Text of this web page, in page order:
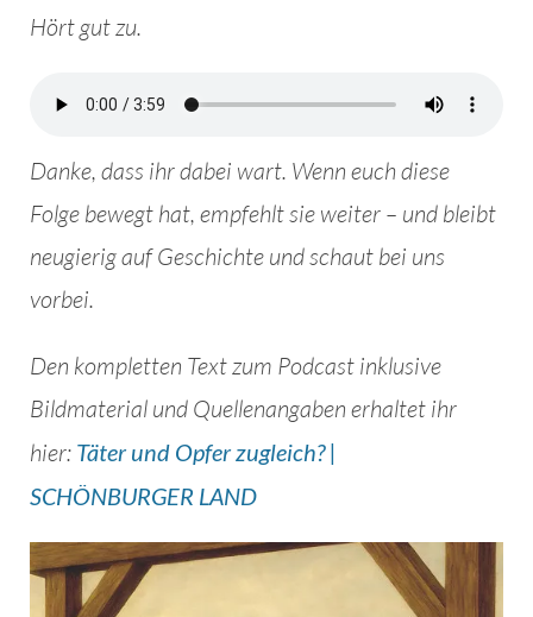
Hört gut zu.
Danke, dass ihr dabei wart. Wenn euch diese
Folge bewegt hat, empfehlt sie weiter – und bleibt
neugierig auf Geschichte und schaut bei uns
vorbei.
Den kompletten Text zum Podcast inklusive
Bildmaterial und Quellenangaben erhaltet ihr
hier: Täter und Opfer zugleich? |
SCHÖNBURGER LAND